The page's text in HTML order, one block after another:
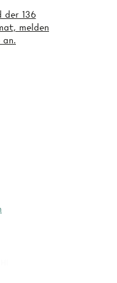
der 136
melden